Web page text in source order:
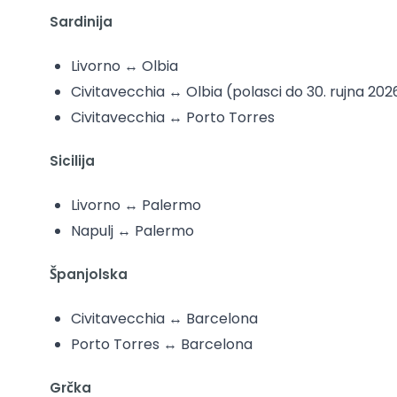
Sardinija
Livorno ↔ Olbia
Civitavecchia ↔ Olbia (polasci do 30. rujna
Civitavecchia ↔ Porto Torres
Sicilija
Livorno ↔ Palermo
Napulj ↔ Palermo
Španjolska
Civitavecchia ↔ Barcelona
Porto Torres ↔ Barcelona
Grčka